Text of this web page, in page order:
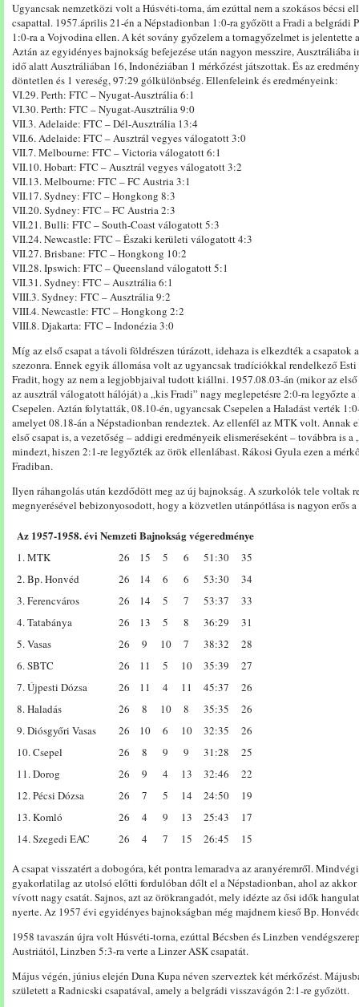
Ugyancsak nemzetközi volt a Húsvéti-torna, ám ezúttal nem a szokásos bécsi
csapattal. 1957.április 21-én a Népstadionban 1:0-ra győzött a Fradi a belgrádi
1:0-ra a Vojvodina ellen. A két sovány győzelem a tornagyőzelmet is jelentette
Aztán az egyidényes bajnokság befejezése után nagyon messzire,
idő alatt Ausztráliában 16, Indonéziában 1 mérkőzést játszottak. És az
döntetlen és 1 vereség, 97:29 gólkülönbség. Ellenfeleink és eredményeink:
VI.29. Perth: FTC – Nyugat-Ausztrália 6:1
VI.30. Perth: FTC – Nyugat-Ausztrália 9:0
VII.3. Adelaide: FTC – Dél-Ausztrália 13:4
VII.6. Adelaide: FTC – Ausztrál vegyes válogatott 3:0
VII.7. Melbourne: FTC – Victoria válogatott 6:1
VII.10. Hobart: FTC – Ausztrál vegyes válogatott 3:2
VII.13. Melbourne: FTC – FC Austria 3:1
VII.17. Sydney: FTC – Hongkong 8:3
VII.20. Sydney: FTC – FC Austria 2:3
VII.21. Bulli: FTC – South-Coast válogatott 5:3
VII.24. Newcastle: FTC – Északi kerületi válogatott 4:3
VII.27. Brisbane: FTC – Hongkong 10:2
VII.28. Ipswich: FTC – Queensland válogatott 5:1
VII.31. Sydney: FTC – Ausztrália 6:1
VIII.3. Sydney: FTC – Ausztrália 9:2
VIII.4. Newcastle: FTC – Hongkong 2:2
VIII.8. Djakarta: FTC – Indonézia 3:0
Míg az első csapat a távoli földrészen túrázott, idehaza is elkezdték a csapatok
szezonra. Ennek egyik állomása volt az ugyancsak tradíciókkal rendelkező
Fradit, hogy az nem a legjobbjaival tudott kiállni. 1957.08.03-án (mikor az
az ausztrál válogatott hálóját) a „kis Fradi” nagy meglepetésre 2:0-ra legyőzte
Csepelen. Aztán folytatták, 08.10-én, ugyancsak Csepelen a Haladást verték
amelyet 08.18-án a Népstadionban rendeztek. Az ellenfél az MTK volt. Annak
első csapat is, a vezetőség – addigi eredményeik elismeréseként – továbbra is
mindezt, hiszen 2:1-re legyőzték az örök ellenlábast. Rákosi Gyula ezen a
Fradiban.
Ilyen ráhangolás után kezdődött meg az új bajnokság. A szurkolók tele voltak
megnyerésével bebizonyosodott, hogy a közvetlen utánpótlása is nagyon erős a
Az 1957-1958. évi Nemzeti Bajnokság végeredménye
1. MTK 26 15 5 6 51:30
35
2. Bp. Honvéd
26 14 6 6 53:30
34
3. Ferencváros
26 14 5 7 53:37
33
4. Tatabánya
26 13 5 8 36:29
31
5. Vasas
26 9 10 7 38:32
28
6. SBTC
26 11 5 10 35:39
27
7. Újpesti Dózsa
26 11 4 11 45:37
26
8. Haladás
26 8 10 8 35:35
26
9. Diósgyőri Vasas
26 10 6 10 32:35
26
10. Csepel
26 8 9 9 31:28
25
11. Dorog
26 9 4 13 32:46
22
12. Pécsi Dózsa
26 7 5 14 24:50
19
13. Komló
26 4 9 13 25:43
17
14. Szegedi EAC
26 4 7 15 26:45 15
A csapat visszatért a dobogóra, két pontra lemaradva az aranyéremről.
gyakorlatilag az utolsó előtti fordulóban dőlt el a Népstadionban, ahol az
vívott nagy csatát. Sajnos, azt az örökrangadót, mely idézte az ősi idők
nyerte. Az 1957 évi egyidényes bajnokságban még majdnem kieső Bp.
1958 tavaszán újra volt Húsvéti-torna, ezúttal Bécsben és Linzben
Austriától, Linzben 5:3-ra verte a Linzer ASK csapatát.
Május végén, június elején Duna Kupa néven szerveztek két mérkőzést.
született a Radnicski csapatával, amely a belgrádi visszavágón 2:1-re győzött.